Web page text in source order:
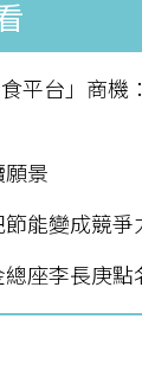
平台」商機
願景
能變成競爭
座李長庚